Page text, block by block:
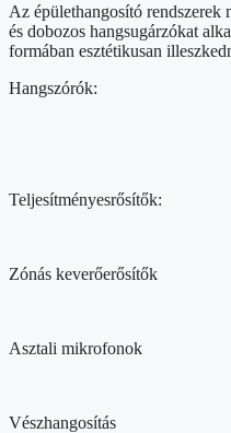
Az épülethangosító rendszerek
és dobozos hangsugárzókat
formában esztétikusan
Hangszórók:
Teljesítményesrősítők:
Zónás keverőerősítők
Asztali mikrofonok
Vészhangosítás